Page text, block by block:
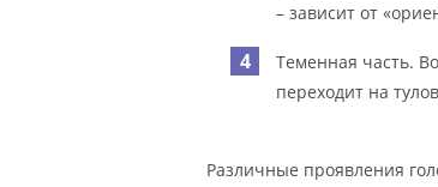
– зависит от
Теменная часть.
переходит на
Различные проявления